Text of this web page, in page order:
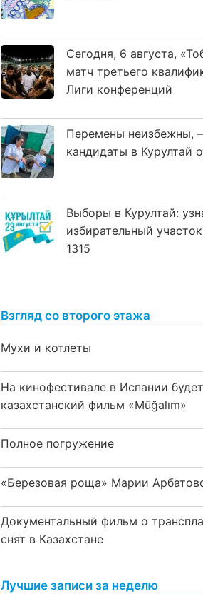
Сегодня, 6 августа,
матч третьего
Лиги конференций
Перемены неизбежны,
кандидаты в Курултай
Выборы в Курултай:
избирательный
1315
Взгляд со второго этажа
Мухи и котлеты
На кинофестивале в Испании
казахстанский фильм «Mūğalım»
Полное погружение
«Березовая роща» Марии
Документальный фильм о
снят в Казахстане
Лучшие записи за неделю